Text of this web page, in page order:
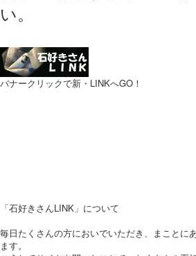
い。
バナークリックで新・LINKへGO！
「石好きさんLINK」について
毎日たくさんの方においでいただき、まことに
ます。